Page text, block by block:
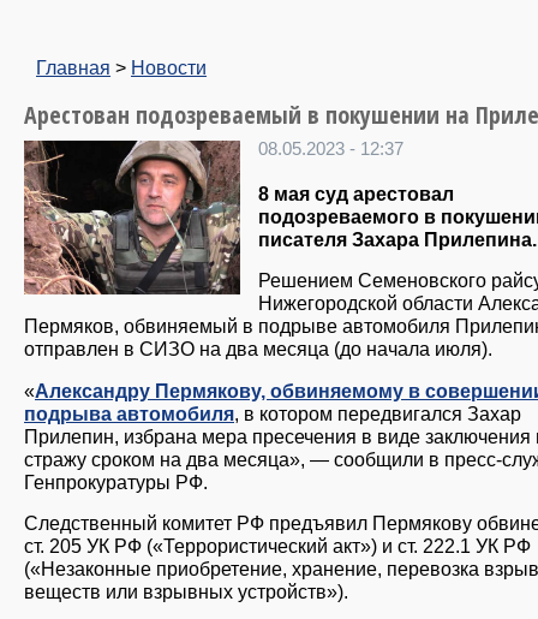
Главная > Новости
Арестован подозреваемый в покушении на
08.05.2023 - 12:37
8 мая суд арестовал
подозреваемого в
писателя Захара Прилепина.
Решением Семеновского
Нижегородской области
Пермяков, обвиняемый в подрыве автомобиля
отправлен в СИЗО на два месяца (до начала июля).
«Александру Пермякову, обвиняемому в
подрыва автомобиля , в котором передвигался Захар
Прилепин, избрана мера пресечения в виде заключения
стражу сроком на два месяца», — сообщили в пресс-
Генпрокуратуры РФ.
Следственный комитет РФ предъявил Пермякову
ст. 205 УК РФ («Террористический акт») и ст. 222.1 УК РФ
(«Незаконные приобретение, хранение, перевозка
веществ или взрывных устройств»).